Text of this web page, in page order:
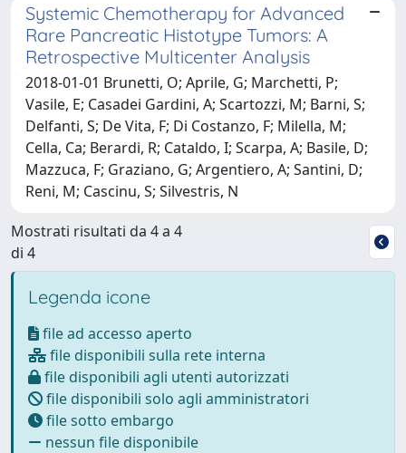
Systemic Chemotherapy for Advanced
Rare Pancreatic Histotype Tumors: A
Retrospective Multicenter Analysis
2018-01-01 Brunetti, O; Aprile, G; Marchetti, P;
Vasile, E; Casadei Gardini, A; Scartozzi, M; Barni, S;
Delfanti, S; De Vita, F; Di Costanzo, F; Milella, M;
Cella, Ca; Berardi, R; Cataldo, I; Scarpa, A; Basile, D;
Mazzuca, F; Graziano, G; Argentiero, A; Santini, D;
Reni, M; Cascinu, S; Silvestris, N
Mostrati risultati da 4 a 4
di 4
Legenda icone
file ad accesso aperto
file disponibili sulla rete interna
file disponibili agli utenti autorizzati
file disponibili solo agli amministratori
file sotto embargo
nessun file disponibile